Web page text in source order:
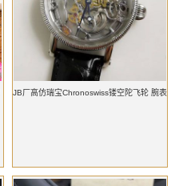
JB‌厂高仿瑞宝Chronoswiss镂空陀飞轮 腕表